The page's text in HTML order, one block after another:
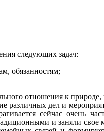
следующих задач:
обязанностям;
отношения к природе,
различных дел и
сейчас очень
и заняли